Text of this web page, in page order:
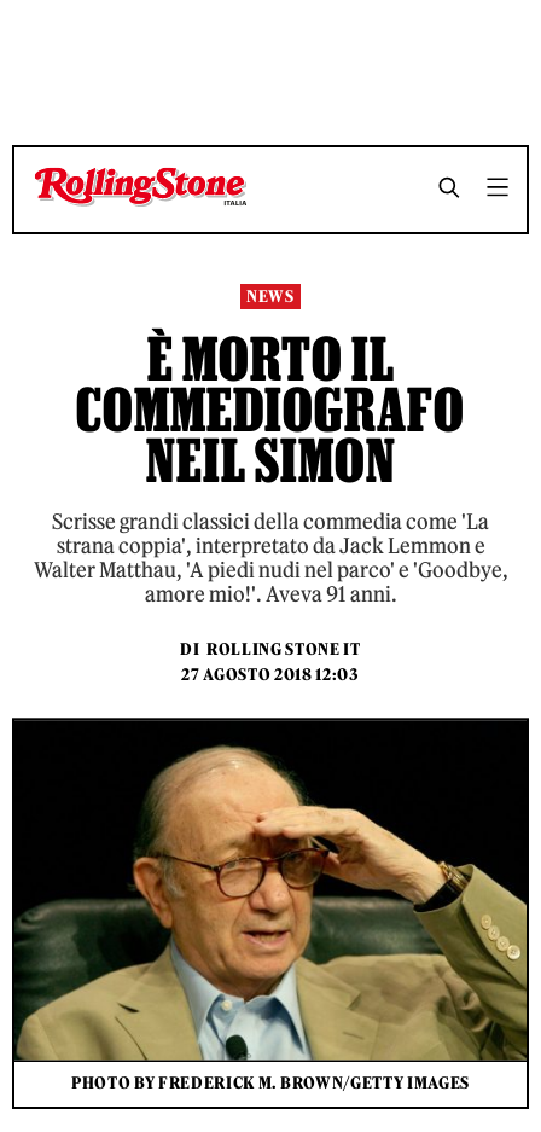
TEMPO DI LETTURA 3 MINUTI SHARE
TEMPO DI LETTURA 3 MINUTI SHARE
NEWS
È MORTO IL
COMMEDIOGRAFO
NEIL SIMON
Scrisse grandi classici della commedia come 'La
strana coppia', interpretato da Jack Lemmon e
Walter Matthau, 'A piedi nudi nel parco' e 'Goodbye,
amore mio!'. Aveva 91 anni.
DI ROLLING STONE IT
27 AGOSTO 2018 12:03
PHOTO BY FREDERICK M. BROWN/GETTY IMAGES